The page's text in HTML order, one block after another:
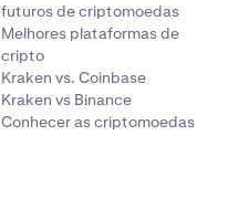
futuros de criptomoedas
Melhores plataformas de
cripto
Kraken vs. Coinbase
Kraken vs Binance
Conhecer as criptomoedas